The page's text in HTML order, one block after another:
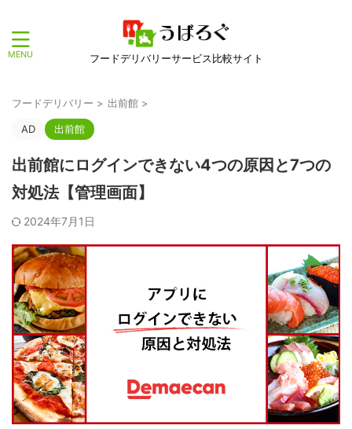
フードデリバリーサービス比較サイト
フードデリバリー > 出前館 >
AD 出前館
出前館にログインできない4つの原因と7つの
対処法【管理画面】
2024年7月1日